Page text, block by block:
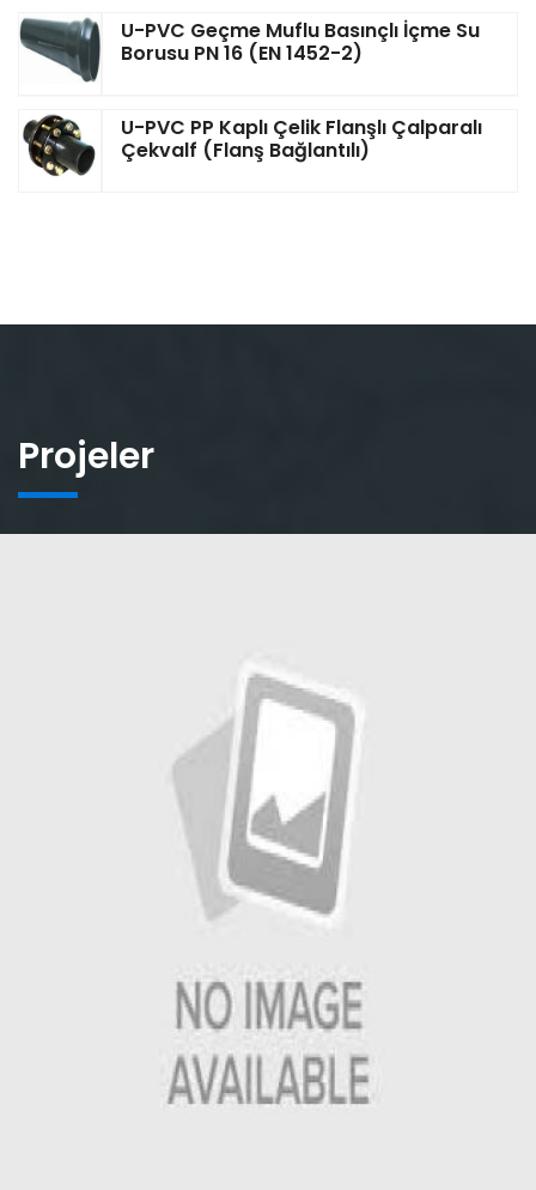
U-PVC Geçme Muflu Basınçlı İçme Su
Borusu PN 16 (EN 1452-2)
U-PVC PP Kaplı Çelik Flanşlı Çalparalı
Çekvalf (Flanş Bağlantılı)
Projeler